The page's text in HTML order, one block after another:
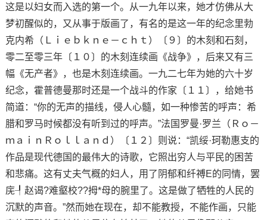
这是以妇女而入选的第一个。从一九年以来，她才仿佛从大
梦初醒似的，又从事于版画了，有名的是这一年的纪念里勃
克内希（Ｌｉｅｂｋｎｅ－ｃｈｔ）〔９〕的木刻和石刻，
零二至零三年〔１０〕的木刻连续画《战争》，后来又有三
幅《无产者》，也是木刻连续画。一九二七年为她的六十岁
纪念，霍普德曼那时还是一个战斗的作家〔１１〕，给她书
简道：“你的无声的描线，侵人心髓，如一种惨苦的呼声：希
腊和罗马时候都没有听到过的呼声。”法国罗曼·罗兰（Ｒｏ－
ｍａｉｎＲｏｌｌａｎｄ）〔１２〕则说：“凯绥·珂勒惠支的
作品是现代德国的最伟大的诗歌，它照出穷人与平民的困苦
和悲痛。这有丈夫气概的妇人，用了阴郁和纤禣E的同情，罢
庑┦赵谒?难壑校??拇*母的腕里了。这是做了牺牲的人民的
沉默的声音。”然而她在现在，却不能教授，不能作画，只能